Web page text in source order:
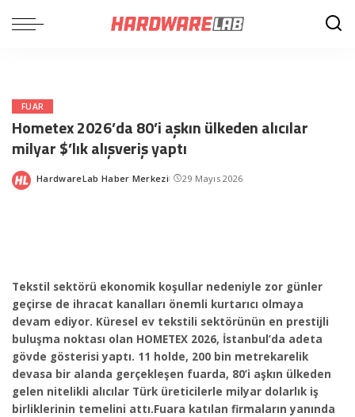
FUAR
Hometex 2026’da 80’i aşkın ülkeden alıcılar
milyar $’lık alışveriş yaptı
Posted
HardwareLab Haber Merkezi 29 Mayıs 2026
Tekstil sektörü ekonomik koşullar nedeniyle zor günler
geçirse de ihracat kanalları önemli kurtarıcı olmaya
devam ediyor. Küresel ev tekstili sektörünün en prestijli
buluşma noktası olan HOMETEX 2026, İstanbul’da adeta
gövde gösterisi yaptı. 11 holde, 200 bin metrekarelik
devasa bir alanda gerçekleşen fuarda, 80’i aşkın ülkeden
gelen nitelikli alıcılar Türk üreticilerle milyar dolarlık iş
birliklerinin temelini attı.Fuara katılan firmaların yanında